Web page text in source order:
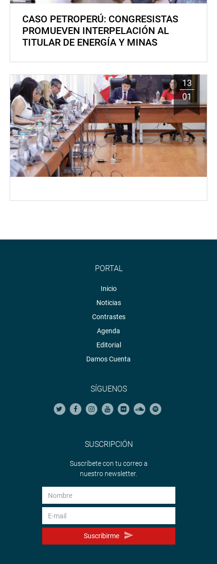
CASO PETROPERÚ: CONGRESISTAS
PROMUEVEN INTERPELACIÓN AL
TITULAR DE ENERGÍA Y MINAS
13
01
PORTAL
Inicio
Noticias
Contrastes
Agenda
Editorial
Damos Cuenta
SÍGUENOS
SUSCRIPCIÓN
Suscríbete con tu correo a
nuestro newsletter.
Suscribirme